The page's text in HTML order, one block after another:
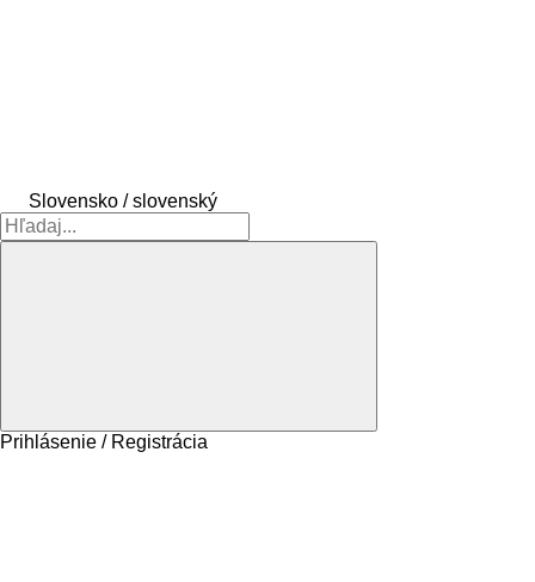
Slovensko / slovenský
Prihlásenie / Registrácia